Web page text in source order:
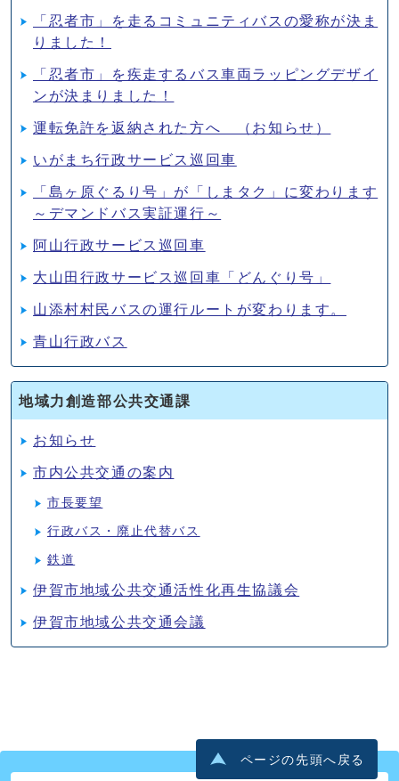
「忍者市」を走るコミュニティバスの愛称が決ま
りました！
「忍者市」を疾走するバス車両ラッピングデザイ
ンが決まりました！
運転免許を返納された方へ （お知らせ）
いがまち行政サービス巡回車
「島ヶ原ぐるり号」が「しまタク」に変わります
～デマンドバス実証運行～
阿山行政サービス巡回車
大山田行政サービス巡回車「どんぐり号」
山添村村民バスの運行ルートが変わります。
青山行政バス
地域力創造部公共交通課
お知らせ
市内公共交通の案内
市長要望
行政バス・廃止代替バス
鉄道
伊賀市地域公共交通活性化再生協議会
伊賀市地域公共交通会議
ページの先頭へ戻る